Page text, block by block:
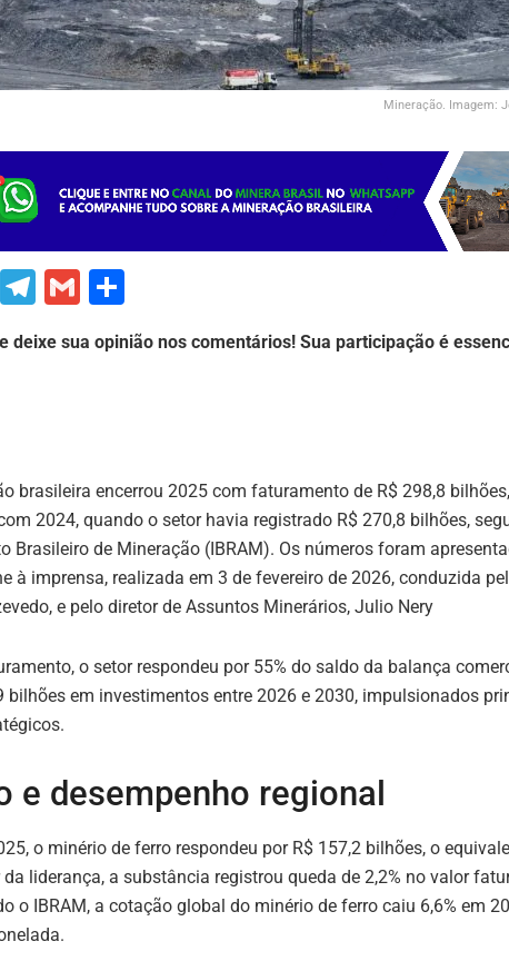
Mineração. Imagem:
F
T
el
e
G
ai
h
ar
deixe sua opinião nos comentários! Sua participação é
brasileira encerrou 2025 com faturamento de R$ 298,8
2024, quando o setor havia registrado R$ 270,8 bilhões,
Brasileiro de Mineração (IBRAM). Os números foram
à imprensa, realizada em 3 de fevereiro de 2026, conduzida
e pelo diretor de Assuntos Minerários, Julio Nery
o setor respondeu por 55% do saldo da balança
bilhões em investimentos entre 2026 e 2030, impulsionados
e desempenho regional
o minério de ferro respondeu por R$ 157,2 bilhões, o
da liderança, a substância registrou queda de 2,2% no valor
o IBRAM, a cotação global do minério de ferro caiu 6,6% em